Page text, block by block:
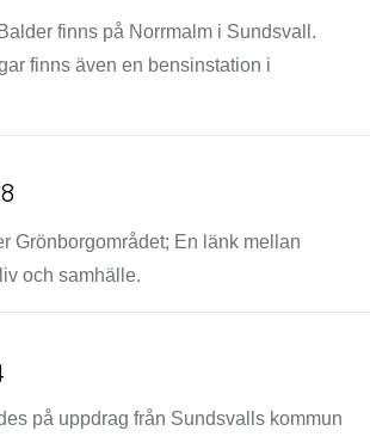
finns på Norrmalm i Sundsvall.
finns även en bensinstation i
Grönborgområdet; En länk mellan
och samhälle.
på uppdrag från Sundsvalls kommun